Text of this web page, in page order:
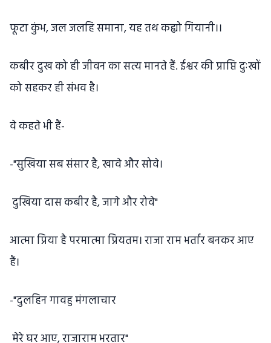
फूटा कुंभ, जल जलहि समाना, यह तथ कह्यो गियानी।।
कबीर दुख को ही जीवन का सत्य मानते हैं. ईश्वर की प्राप्ति दुःखों
को सहकर ही संभव है।
वे कहते भी हैं-
-"सुखिया सब संसार है, खावे और सोवे।
दुखिया दास कबीर है, जागे और रोवे"
आत्मा प्रिया है परमात्मा प्रियतम। राजा राम भर्तार बनकर आए
हैं।
-"दुलहिन गावहु मंगलाचार
मेरे घर आए, राजाराम भरतार"